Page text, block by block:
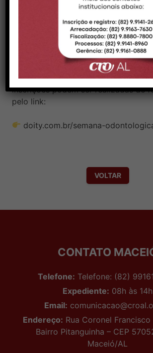
de protetores solares e orientações
para trabalhadores que atuam ao ar
atividade é aberta ao público em
Garanta sua vaga
As vagas para as palestras são
inscrições podem ser realizadas de
pelo link:
doity.com.br/semana-
VOLTAR
CONTATO
Telefone: Telefone: (82)
Expediente: 08h às 14h
Email:
Endereço: Rua Coronel
Bairro Pitanguinha – CEP
Maceió/AL